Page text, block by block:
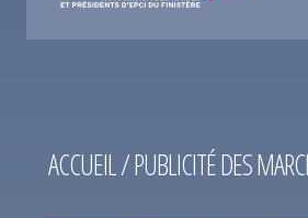
ACCUEIL/PUBLICITÉ DES